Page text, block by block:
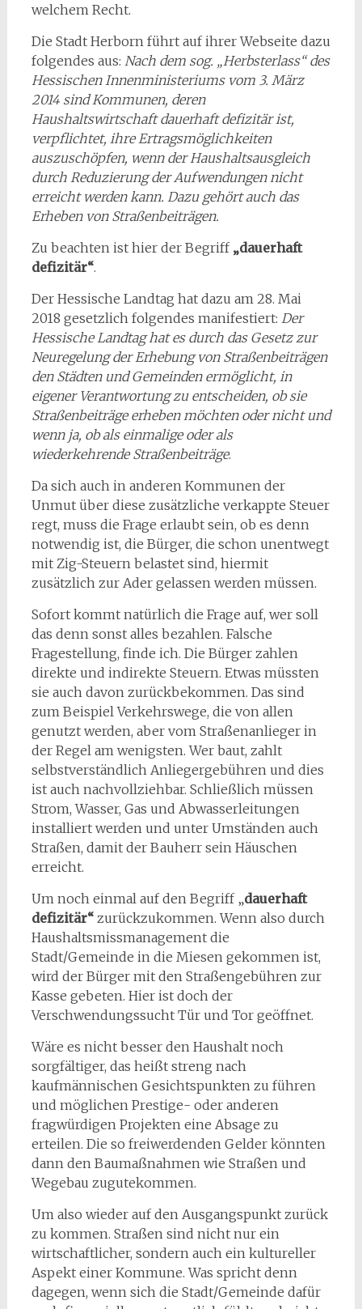
welchem Recht.
Die Stadt Herborn führt auf ihrer Webseite dazu
folgendes aus: Nach dem sog. „Herbsterlass“ des
Hessischen Innenministeriums vom 3. März
2014 sind Kommunen, deren
Haushaltswirtschaft dauerhaft defizitär ist,
verpflichtet, ihre Ertragsmöglichkeiten
auszuschöpfen, wenn der Haushaltsausgleich
durch Reduzierung der Aufwendungen nicht
erreicht werden kann. Dazu gehört auch das
Erheben von Straßenbeiträgen.
Zu beachten ist hier der Begriff „dauerhaft
defizitär“.
Der Hessische Landtag hat dazu am 28. Mai
2018 gesetzlich folgendes manifestiert: Der
Hessische Landtag hat es durch das Gesetz zur
Neuregelung der Erhebung von Straßenbeiträgen
den Städten und Gemeinden ermöglicht, in
eigener Verantwortung zu entscheiden, ob sie
Straßenbeiträge erheben möchten oder nicht und
wenn ja, ob als einmalige oder als
wiederkehrende Straßenbeiträge.
Da sich auch in anderen Kommunen der
Unmut über diese zusätzliche verkappte Steuer
regt, muss die Frage erlaubt sein, ob es denn
notwendig ist, die Bürger, die schon unentwegt
mit Zig-Steuern belastet sind, hiermit
zusätzlich zur Ader gelassen werden müssen.
Sofort kommt natürlich die Frage auf, wer soll
das denn sonst alles bezahlen. Falsche
Fragestellung, finde ich. Die Bürger zahlen
direkte und indirekte Steuern. Etwas müssten
sie auch davon zurückbekommen. Das sind
zum Beispiel Verkehrswege, die von allen
genutzt werden, aber vom Straßenanlieger in
der Regel am wenigsten. Wer baut, zahlt
selbstverständlich Anliegergebühren und dies
ist auch nachvollziehbar. Schließlich müssen
Strom, Wasser, Gas und Abwasserleitungen
installiert werden und unter Umständen auch
Straßen, damit der Bauherr sein Häuschen
erreicht.
Um noch einmal auf den Begriff „dauerhaft
defizitär“ zurückzukommen. Wenn also durch
Haushaltsmissmanagement die
Stadt/Gemeinde in die Miesen gekommen ist,
wird der Bürger mit den Straßengebühren zur
Kasse gebeten. Hier ist doch der
Verschwendungssucht Tür und Tor geöffnet.
Wäre es nicht besser den Haushalt noch
sorgfältiger, das heißt streng nach
kaufmännischen Gesichtspunkten zu führen
und möglichen Prestige- oder anderen
fragwürdigen Projekten eine Absage zu
erteilen. Die so freiwerdenden Gelder könnten
dann den Baumaßnahmen wie Straßen und
Wegebau zugutekommen.
Um also wieder auf den Ausgangspunkt zurück
zu kommen. Straßen sind nicht nur ein
wirtschaftlicher, sondern auch ein kultureller
Aspekt einer Kommune. Was spricht denn
dagegen, wenn sich die Stadt/Gemeinde dafür